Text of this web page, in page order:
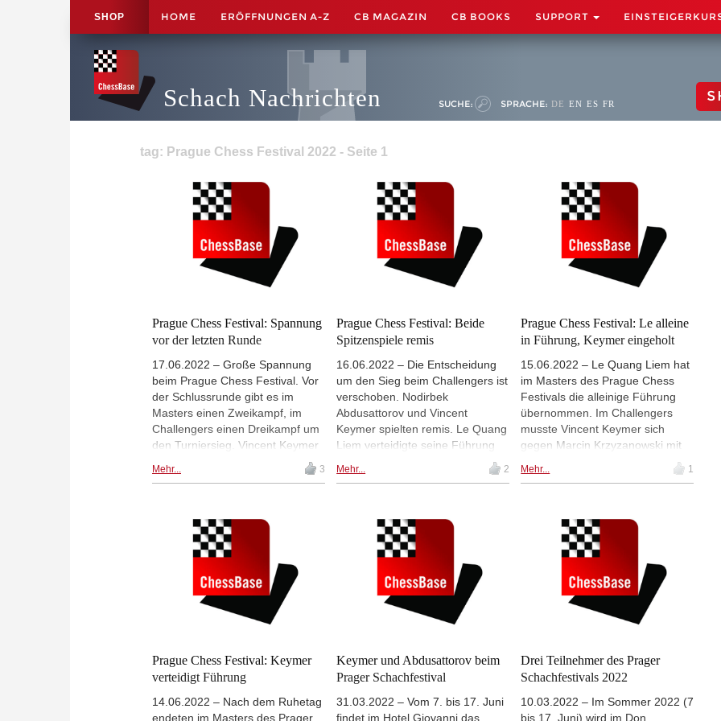
SHOP HOME ERÖFFNUNGEN A-Z CB MAGAZIN CB BOOKS SUPPORT
Schach Nachrichten SUCHE: SPRACHE: DE EN ES FR
tag: Prague Chess Festival 2022 - Seite 1
Prague Chess Festival: Spannung
vor der letzten Runde
17.06.2022 – Große Spannung
beim Prague Chess Festival. Vor
der Schlussrunde gibt es im
Masters einen Zweikampf, im
Challengers einen Dreikampf um
den Turniersieg. Vincent Keymer
Mehr... 3
Prague Chess Festival: Beide
Spitzenspiele remis
16.06.2022 – Die Entscheidung
um den Sieg beim Challengers ist
verschoben. Nodirbek
Abdusattorov und Vincent
Keymer spielten remis. Le Quang
Liem verteidigte seine Führung
Harikrishna. Auch diese Partie
Mehr... 2
Prague Chess Festival: Le alleine
in Führung, Keymer eingeholt
15.06.2022 – Le Quang Liem hat
im Masters des Prague Chess
Festivals die alleinige Führung
übernommen. Im Challengers
musste Vincent Keymer sich
gegen Marcin Krzyzanowski mit
und wurde an der Tabellenspitze
eröffnet die Runde (Fotos:
Vladimir Jagr und Peter Vrabec)
Mehr... 1
Prague Chess Festival: Keymer
verteidigt Führung
14.06.2022 – Nach dem Ruhetag
endeten im Masters des Prager
Keymer und Abdusattorov beim
Prager Schachfestival
31.03.2022 – Vom 7. bis 17. Juni
findet im Hotel Giovanni das
Drei Teilnehmer des Prager
Schachfestivals 2022
10.03.2022 – Im Sommer 2022 (7
bis 17. Juni) wird im Don